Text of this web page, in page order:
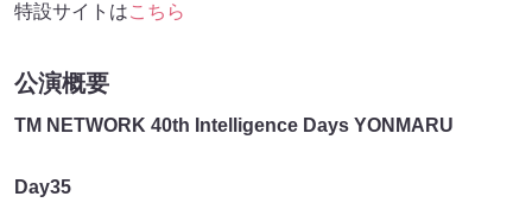
特設サイトはこちら
公演概要
TM NETWORK 40th Intelligence Days YONMARU
Day35